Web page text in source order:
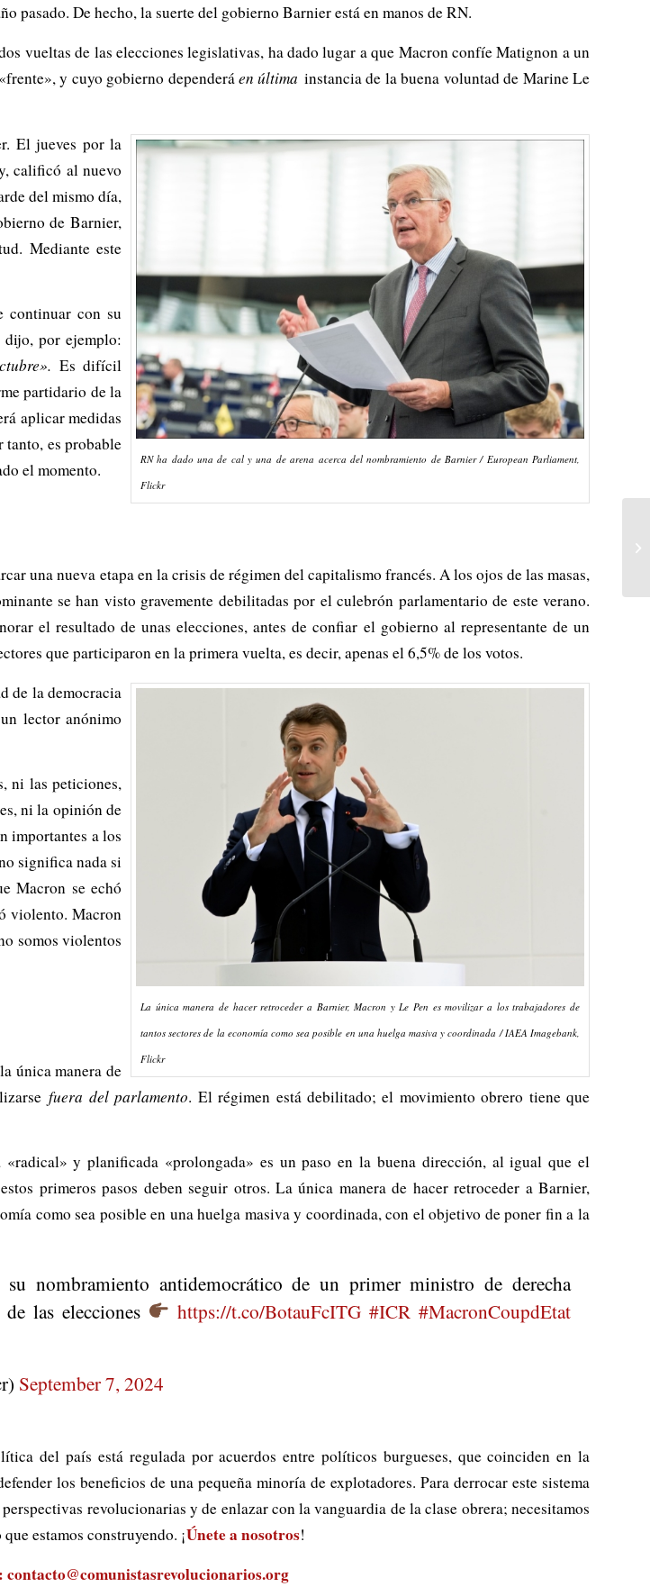
De hecho, la suerte del gobierno Barnier está en manos de RN.
vueltas de las elecciones legislativas, ha dado lugar a que Macron confíe Matignon a un
y cuyo gobierno dependeráen última instancia de la buena voluntad de Marine Le
RN ha dado una de cal y una de arena acerca del nombramiento de Barnier / European Parliament,
Flickr
El jueves por la
calificó al nuevo
del mismo día,
de Barnier,
Mediante este
continuar con su
dijo, por ejemplo:
Es difícil
partidario de la
aplicar medidas
tanto, es probable
el momento.
una nueva etapa en la crisis de régimen del capitalismo francés. A los ojos de las masas,
se han visto gravemente debilitadas por el culebrón parlamentario de este verano.
el resultado de unas elecciones, antes de confiar el gobierno al representante de un
que participaron en la primera vuelta, es decir, apenas el 6,5% de los votos.
La única manera de hacer retroceder a Barnier, Macron y Le Pen es movilizar a los trabajadores de
tantos sectores de la economía como sea posible en una huelga masiva y coordinada / IAEA Imagebank,
Flickr
de la democracia
lector anónimo
ni las peticiones,
ni la opinión de
importantes a los
significa nada si
Macron se echó
violento. Macron
somos violentos
única manera de
fuera del parlamento. El régimen está debilitado; el movimiento obrero tiene que
y planificada «prolongada» es un paso en la buena dirección, al igual que el
primeros pasos deben seguir otros. La única manera de hacer retroceder a Barnier,
como sea posible en una huelga masiva y coordinada, con el objetivo de poner fin a la
nombramiento antidemocrático de un primer ministro de derecha
las elecciones
https://t.co/BotauFcITG #ICR #MacronCoupdEtat
September 7, 2024
del país está regulada por acuerdos entre políticos burgueses, que coinciden en la
los beneficios de una pequeña minoría de explotadores. Para derrocar este sistema
revolucionarias y de enlazar con la vanguardia de la clase obrera; necesitamos
estamos construyendo. ¡Únete a nosotros!
contacto@comunistasrevolucionarios.org